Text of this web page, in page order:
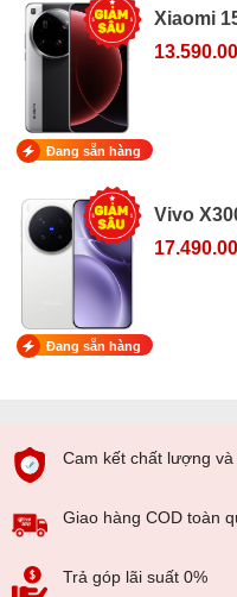
Xiaomi
Đang sẵn hàng
Vivo
Đang sẵn hàng
Cam kết chất lượng
Giao hàng COD toàn
Trả góp lãi suất 0%